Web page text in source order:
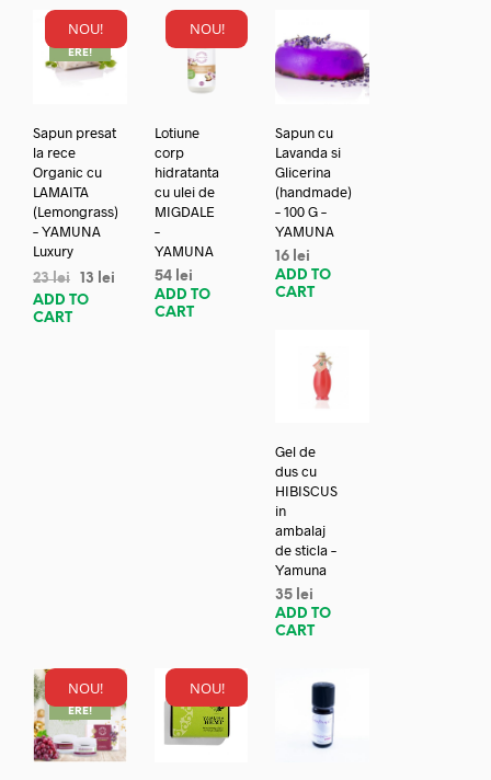
NOU!
REDUC
ERE!
Sapun presat
la rece
Organic cu
LAMAITA
(Lemongrass)
– YAMUNA
Luxury
23lei 13
lei
ADD TO
CART
NOU!
Lotiune
corp
hidratanta
cu ulei de
MIGDALE
–
YAMUNA
54 lei
ADD TO
CART
Sapun cu
Lavanda si
Glicerina
(handmade)
– 100 G –
YAMUNA
16 lei
ADD TO
CART
Gel de
dus cu
HIBISCUS
in
ambalaj
de sticla –
Yamuna
35 lei
ADD TO
CART
NOU!
REDUC
ERE!
NOU!